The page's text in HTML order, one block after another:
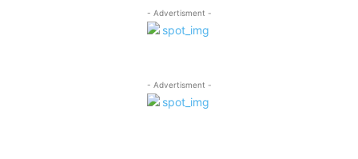
- Advertisment -
- Advertisment -